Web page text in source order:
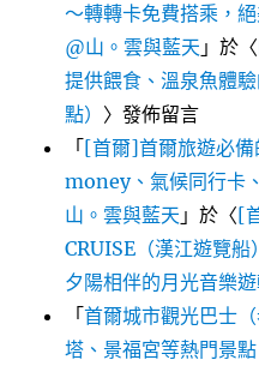
～轉轉卡免費搭乘，
@山。雲與藍天 」於〈
提供餵食、溫泉魚體
點） 〉發佈留言
「[首爾]首爾旅遊必
money、氣候同行卡
山。雲與藍天 」於〈[
CRUISE（漢江遊覽
夕陽相伴的月光音樂
「首爾城市觀光巴士
塔、景福宮等熱門景